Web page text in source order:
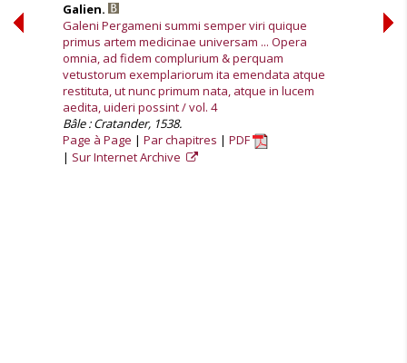
Galien.
Galeni Pergameni summi semper viri quique
primus artem medicinae universam ... Opera
omnia, ad fidem complurium & perquam
vetustorum exemplariorum ita emendata atque
restituta, ut nunc primum nata, atque in lucem
aedita, uideri possint / vol. 4
Bâle : Cratander, 1538.
Page à Page
Par chapitres
PDF
Sur Internet Archive